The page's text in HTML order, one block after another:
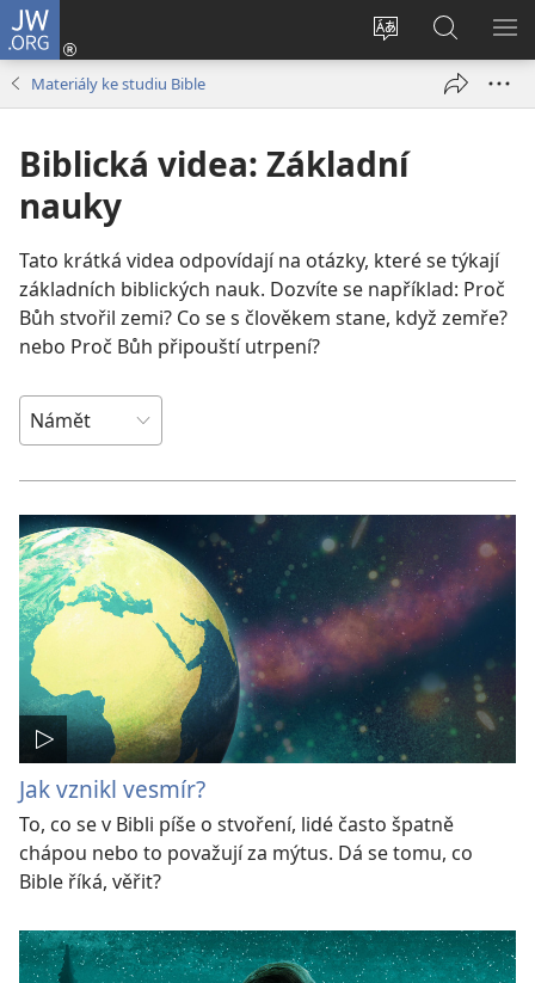
JW.ORG
Změnit
stránek
Přihlásit
se
Hledat
na
JW.ORG
Materiály ke studiu Bible
Biblická videa: Základní
nauky
Tato krátká videa odpovídají na otázky, které se týkají
základních biblických nauk. Dozvíte se například: Proč
Bůh stvořil zemi? Co se s člověkem stane, když zemře?
nebo Proč Bůh připouští utrpení?
Jak vznikl vesmír?
To, co se v Bibli píše o stvoření, lidé často špatně
chápou nebo to považují za mýtus. Dá se tomu, co
Bible říká, věřit?